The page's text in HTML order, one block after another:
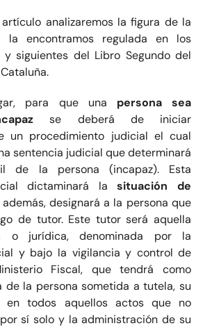
analizaremos la figura de la
encontramos regulada en los
y siguientes del Libro Segundo del
para que una persona sea
se deberá de iniciar
un procedimiento judicial el cual
sentencia judicial que determinará
de la persona (incapaz). Esta
dictaminará lasituación de
designará a la persona que
de tutor. Este tutor será aquella
o jurídica, denominada por la
y bajo la vigilancia y control de
Fiscal, que tendrá como
de la persona sometida a tutela, su
en todos aquellos actos que no
sí solo y la administración de su